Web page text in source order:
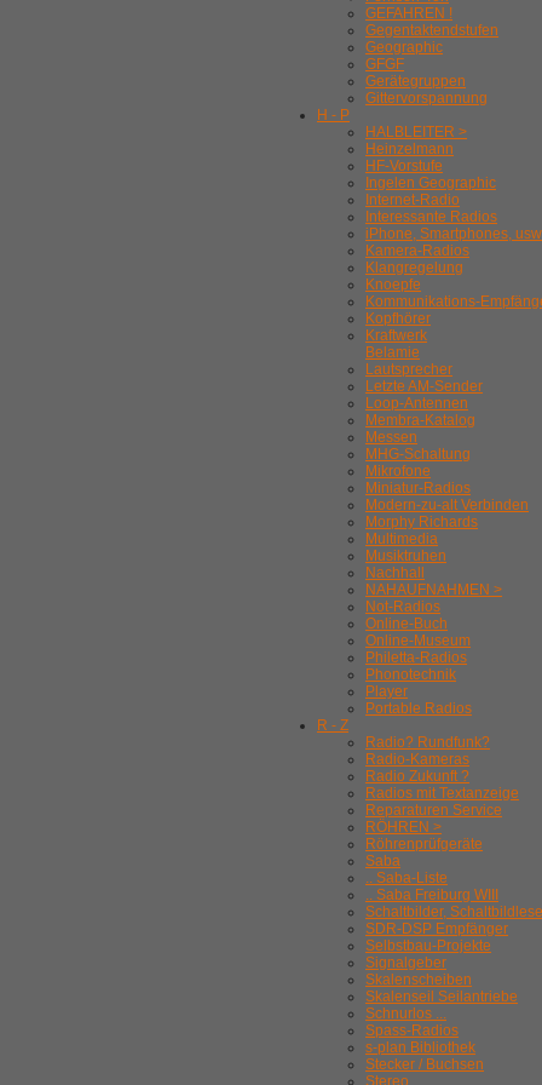
GEFAHREN !
Gegentaktendstufen
Geographic
GFGF
Gerätegruppen
Gittervorspannung
H - P
HALBLEITER >
Heinzelmann
HF-Vorstufe
Ingelen Geographic
Internet-Radio
Interessante Radios
iPhone, Smartphones,
Kamera-Radios
Klangregelung
Knoepfe
Kommunikations-
Kopfhörer
Kraftwerk
Belamie
Lautsprecher
Letzte AM-Sender
Loop-Antennen
Membra-Katalog
Messen
MHG-Schaltung
Mikrofone
Miniatur-Radios
Modern-zu-alt Verbinden
Morphy Richards
Multimedia
Musiktruhen
Nachhall
NAHAUFNAHMEN >
Not-Radios
Online-Buch
Online-Museum
Philetta-Radios
Phonotechnik
Player
Portable Radios
R - Z
Radio? Rundfunk?
Radio-Kameras
Radio Zukunft ?
Radios mit Textanzeige
Reparaturen Service
RÖHREN >
Röhrenprüfgeräte
Saba
.. Saba-Liste
.. Saba Freiburg WIII
Schaltbilder,
SDR-DSP Empfänger
Selbstbau-Projekte
Signalgeber
Skalenscheiben
Skalenseil Seilantriebe
Schnurlos ...
Spass-Radios
s-plan Bibliothek
Stecker / Buchsen
Stereo